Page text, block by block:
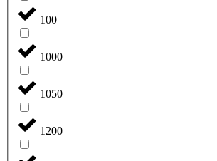
100
1000
1050
1200